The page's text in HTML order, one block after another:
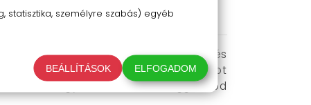
nyomd meg a gombot röviden, és
csak tartsd lenyomva a gombot
elem, így soha nem kell aggódnod
statisztika, személyre szabás) egyéb
BEÁLLÍTÁSOK ELFOGADOM